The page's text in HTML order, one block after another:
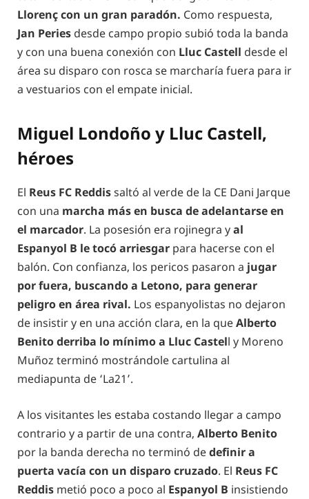
Llorenç con un gran paradón. Como respuesta,
Jan Peries desde campo propio subió toda la banda
y con una buena conexión con Lluc Castell desde el
área su disparo con rosca se marcharía fuera para ir
a vestuarios con el empate inicial.
Miguel Londoño y Lluc Castell,
héroes
El Reus FC Reddissaltó al verde de la CE Dani Jarque
con una marcha más en busca de adelantarse en
el marcador. La posesión era rojinegra yal
Espanyol B le tocó arriesgar para hacerse con el
balón. Con confianza, los pericos pasaron a jugar
por fuera, buscando a Letono, para generar
peligro en área rival. Los espanyolistas no dejaron
de insistir y en una acción clara, en la queAlberto
Benito derriba lo mínimo a Lluc Castell y Moreno
Muñoz terminó mostrándole cartulina al
mediapunta de ‘La21’.
A los visitantes les estaba costando llegar a campo
contrario y a partir de una contra, Alberto Benito
por la banda derecha no terminó dedefinir a
puerta vacía con un disparo cruzado. El Reus FC
Reddis metió poco a poco al Espanyol B insistiendo